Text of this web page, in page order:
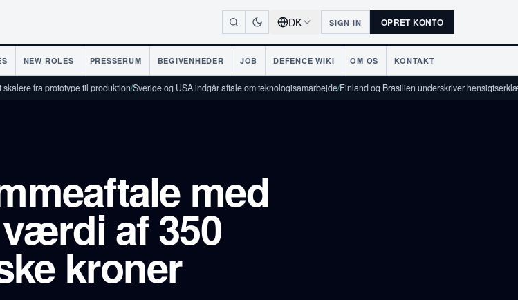
DK SIGN IN OPRET KONTO
NEW ROLES PRESSERUM BEGIVENHEDER JOB DEFENCE WIKI OM OS KONTAKT
til produktion/ Sverige og USA indgår aftale om teknologisamarbejde/Finland og Brasilien underskriver hensigtserklæring om
med
af 350
kroner